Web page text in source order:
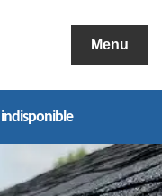
Menu
indisponible